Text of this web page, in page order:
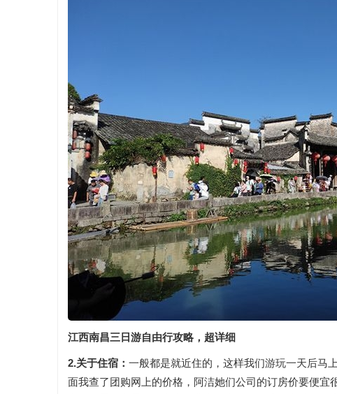
江西南昌三日游自由行攻略，超详细
2.关于住宿： 一般都是就近住的，这样我们游玩一天后马
面我查了团购网上的价格，阿洁她们公司的订房价要便